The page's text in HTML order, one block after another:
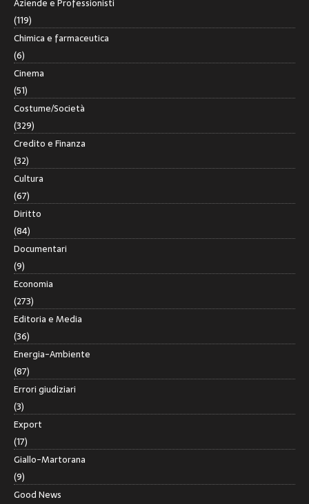
Aziende e Professionisti
(119)
Chimica e farmaceutica
(6)
Cinema
(51)
Costume/Società
(329)
Credito e Finanza
(32)
Cultura
(67)
Diritto
(84)
Documentari
(9)
Economia
(273)
Editoria e Media
(36)
Energia-Ambiente
(87)
Errori giudiziari
(3)
Export
(17)
Giallo-Martorana
(9)
Good News